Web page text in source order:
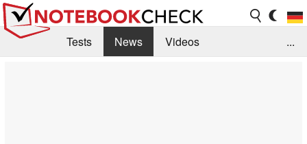
Tests News
Videos
...